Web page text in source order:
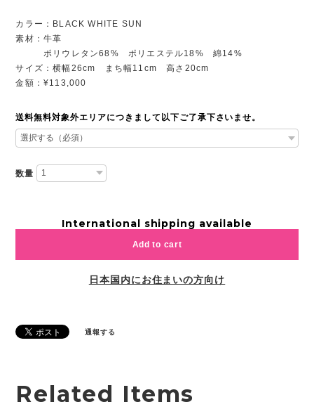
カラー：BLACK WHITE SUN
素材：牛革
ポリウレタン68% ポリエステル18% 綿14%
サイズ：横幅26cm まち幅11cm 高さ20cm
金額：¥113,000
送料無料対象外エリアにつきまして以下ご了承下さいませ。
数量
International shipping available
Add to cart
日本国内にお住まいの方向け
通報する
Related Items